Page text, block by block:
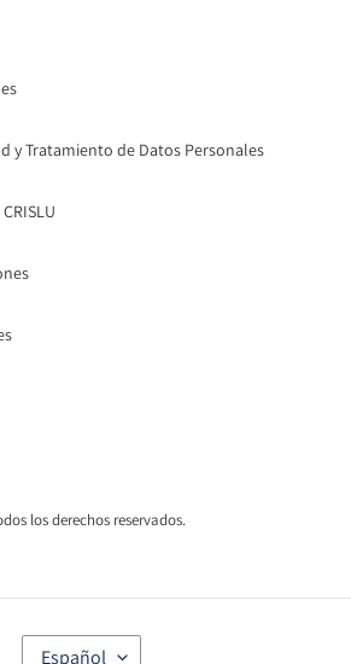
y Tratamiento de Datos Personales
los derechos reservados.
I
Español